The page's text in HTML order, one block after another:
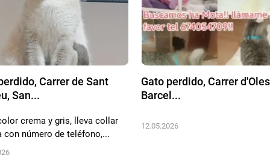
Carrer de Sant
San...
crema y gris, lleva collar
con número de teléfono,...
Gato perdido, Carrer
Barcel...
12.05.2026